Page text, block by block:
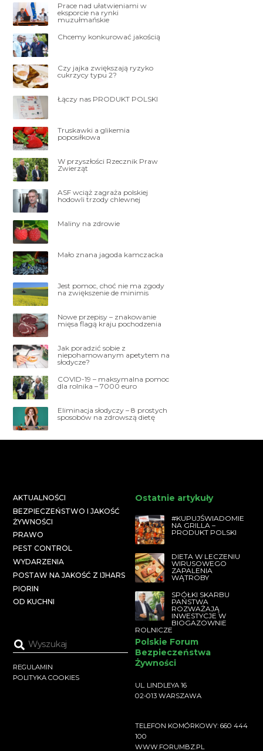
Prace nad ułatwieniami w
eksporcie na rynki
muzułmańskie
Chcemy konkurować jakością
Czy jajka zwiększają ryzyko
cukrzycy typu 2?
Łączy nas PRODUKT POLSKI
Truskawki a glikemia
poposiłkowa
W przyszłości Rzecznik Praw
Zwierząt
ASF wciąż zagraża polskiej
hodowli trzody chlewnej
Maliny na zdrowie
Mało znana jagoda kamczacka
Jest pomoc, choć nie ma zgody
na zwiększenie de minimis
Nowe przepisy – znakowanie
mięsa flagą kraju pochodzenia
Jak poradzić sobie z
niepohamowanym apetytem na
słodycze?
COVID-19 – maksymalna pomoc
dla rolnika – 7000 euro
Eliminacja słodyczy – 8 prostych
sposobów na zdrowszą dietę
AKTUALNOŚCI
BEZPIECZEŃSTWO I JAKOŚĆ
ŻYWNOŚCI
PRAWO
PEST CONTROL
WYDARZENIA
POSTAW NA JAKOŚĆ Z IJHARS
PIORIN
OD KUCHNI
Ostatnie artykuły
#KUPUJŚWIADOMIE
NA GRILLA –
PRODUKT POLSKI
DIETA W LECZENIU
WIRUSOWEGO
ZAPALENIA
WĄTROBY
SPÓŁKI SKARBU
PAŃSTWA
ROZWAŻAJĄ
INWESTYCJE W
BIOGAZOWNIE
ROLNICZE
REGULAMIN
POLITYKA COOKIES
Polskie Forum
Bezpieczeństwa
Żywności
UL. LINDLEYA 16
02-013 WARSZAWA
TELEFON KOMÓRKOWY: 660 444
100
WWW.FORUMBZ.PL